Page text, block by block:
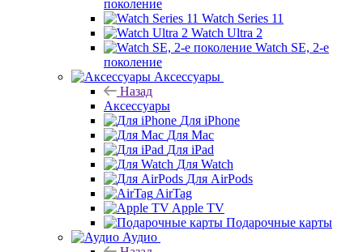
поколение
Watch Series 11
Watch Ultra 2
Watch SE, 2-е
поколение
Аксессуары
Назад
Аксессуары
Для iPhone
Для Mac
Для iPad
Для Watch
Для AirPods
AirTag
Apple TV
Подарочные карты
Аудио